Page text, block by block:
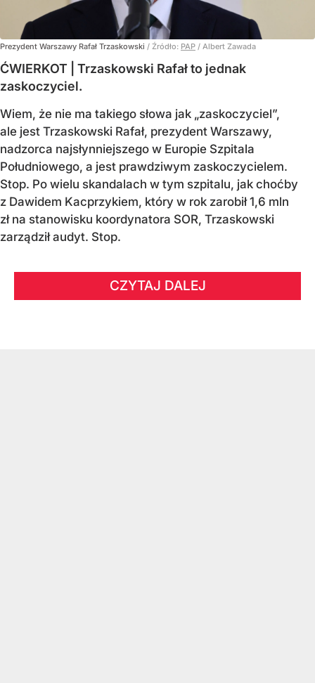
Prezydent Warszawy Rafał Trzaskowski / Źródło: PAP / Albert Zawada
ĆWIERKOT | Trzaskowski Rafał to jednak
zaskoczyciel.
Wiem, że nie ma takiego słowa jak „zaskoczyciel”,
ale jest Trzaskowski Rafał, prezydent Warszawy,
nadzorca najsłynniejszego w Europie Szpitala
Południowego, a jest prawdziwym zaskoczycielem.
Stop. Po wielu skandalach w tym szpitalu, jak choćby
z Dawidem Kacprzykiem, który w rok zarobił 1,6 mln
zł na stanowisku koordynatora SOR, Trzaskowski
zarządził audyt. Stop.
CZYTAJ DALEJ